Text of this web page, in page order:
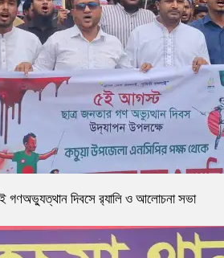
গণঅভ্যুত্থান দিবসে র‌্যালি ও আলোচনা সভা